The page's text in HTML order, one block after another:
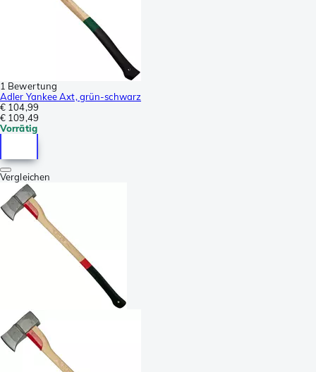
1 Bewertung
Adler Yankee Axt, grün-schwarz
€ 104,99
€ 109,49
Vorrätig
Vergleichen